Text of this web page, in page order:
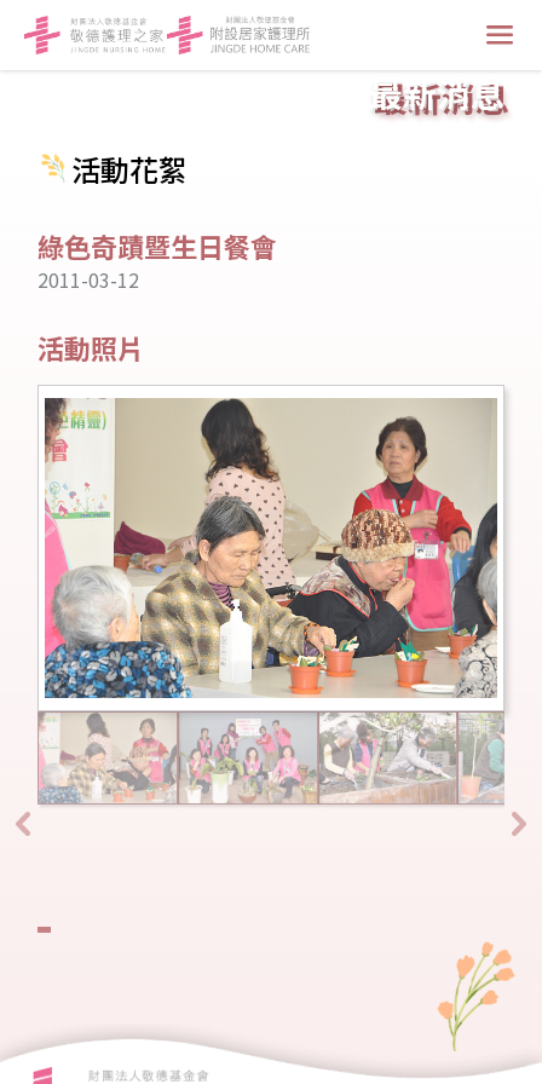
最新消息
活動花絮
綠色奇蹟暨生日餐會
2011-03-12
活動照片